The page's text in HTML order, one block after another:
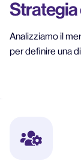
Strategia
Analizziamo il
per definire una